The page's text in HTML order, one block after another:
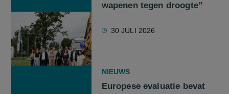
wapenen tegen droogte”
30 JULI 2026
NIEUWS
Europese evaluatie bevat